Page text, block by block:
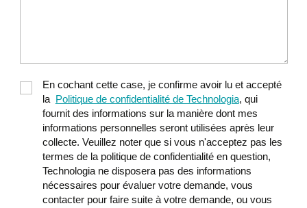
En cochant cette case, je confirme avoir lu et accepté
la Politique de confidentialité de Technologia, qui
fournit des informations sur la manière dont mes
informations personnelles seront utilisées après leur
collecte. Veuillez noter que si vous n'acceptez pas les
termes de la politique de confidentialité en question,
Technologia ne disposera pas des informations
nécessaires pour évaluer votre demande, vous
contacter pour faire suite à votre demande, ou vous